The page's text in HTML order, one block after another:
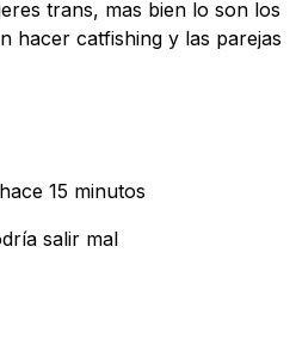
trans, mas bien lo son los
hacer catfishing y las parejas
hace 15 minutos
salir mal